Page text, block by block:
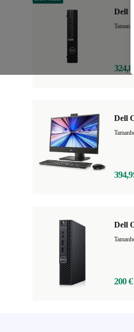
Dell
Dell
Dell
200 €